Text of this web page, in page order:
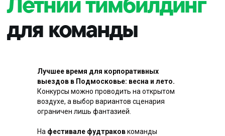
Лучшее время для корпоративных
выездов в Подмосковье: весна и лето.
Конкурсы можно проводить на открытом
воздухе, а выбор вариантов сценария
ограничен лишь фантазией.
На фестивале фудтраковкоманды
Где провести
выездной
Подходящие площадки для
проведения. У нас большой выбор
проверенных площадок в Москве и
Подмосковье: